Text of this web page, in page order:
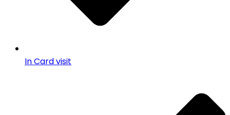
In Card visit